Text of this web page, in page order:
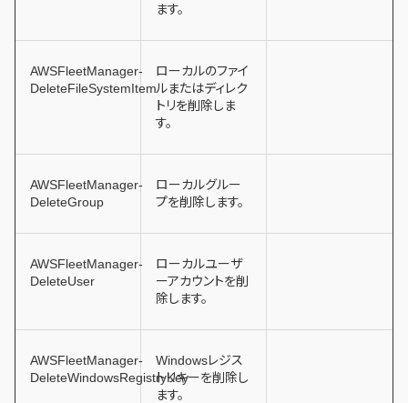
ます。
AWSFleetManager-
DeleteFileSystemItem
ローカルのファイ
ルまたはディレク
トリを削除しま
す。
AWSFleetManager-
DeleteGroup
ローカルグルー
プを削除します。
AWSFleetManager-
DeleteUser
ローカルユーザ
ーアカウントを削
除します。
AWSFleetManager-
DeleteWindowsRegistryKey
Windowsレジス
トリキーを削除し
ます。